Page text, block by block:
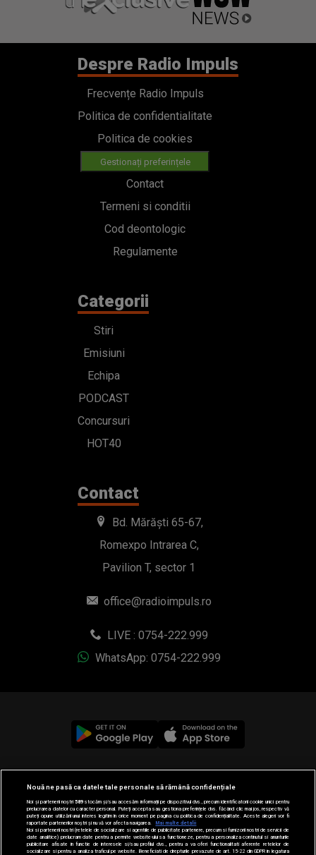
Despre Radio Impuls
Frecvențe Radio Impuls
Politica de confidentialitate
Politica de cookies
Gestionați preferințele
Contact
Termeni si conditii
Cod deontologic
Regulamente
Categorii
Stiri
Emisiuni
Echipa
PODCAST
Concursuri
HOT40
Contact
Bd. Mărăști 65-67,
Romexpo Intrarea C,
Pavilion T, sector 1
office@radioimpuls.ro
LIVE : 0754-222.999
WhatsApp: 0754-222.999
© 2019-2026 DOGAN MEDIA INTERNATIONAL SA, Toate
drepturile rezervate.
Nouă ne pasă ca datele tale personale să rămână confidențiale
Noi și partenerii noștri589stocăm și/sau accesăm informații pe dispozitivul dvs., precum identificatorii cookie unici pentru
prelucrarea datelor cu caracter personal. Puteți accepta sau gestiona preferințele dvs. făcând clic mai jos, respectiv vă
puteți opune utilizării unui interes legitim în orice moment pe pagina cu politica de confidențialitate. Aceste alegeri vor fi
raportate partenerilor noștri și nu vă vor afecta navigarea.
Mai multe detalii
Noi si partenerii nostri (retelele de socializare si agentiile de publicitate partenere, precum si furnizorii nostri de servicii de
date analitice) prelucram date pentru a permite website-ului sa functioneze, pentru a personaliza continutul si anunturile
publicitare afisate in functie de interesele si/sau profilul dvs., pentru a va oferi functionalitati aferente retelelor de
socializare si pentru a analiza traficul pe website. Beneficiati de drepturile prevazute de art. 15-22 din GDPR in legatura